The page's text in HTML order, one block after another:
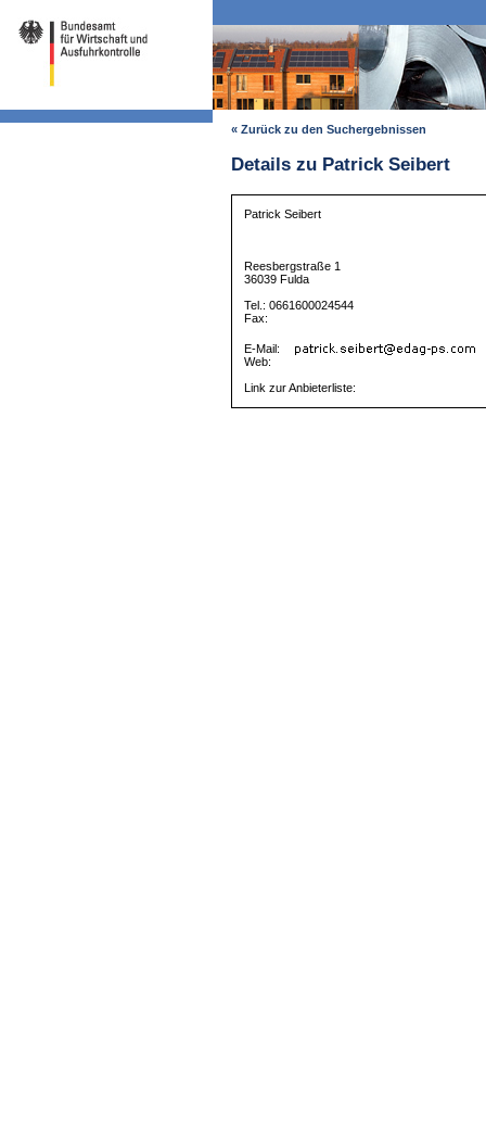
« Zurück zu den Suchergebnissen
Details zu Patrick Seibert
Patrick Seibert
Reesbergstraße 1
36039 Fulda
Tel.: 0661600024544
Fax:
E-Mail:
Web:
Link zur Anbieterliste: